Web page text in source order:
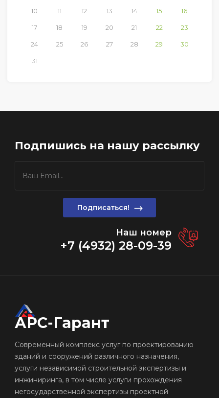
10 11 12 13 14 15 16
17 18 19 20 21 22 23
24 25 26 27 28 29 30
31
Подпишись на нашу рассылку
Подписаться!
Наш номер
+7 (4932) 28-09-39
АРС-Гарант
Cовременный комплекс услуг по проектированию
зданий и сооружений различного назначения,
услуги независимой строительной экспертизы и
инжиниринга, в том числе услуги прохождения
негосударственной экспертизы проектной